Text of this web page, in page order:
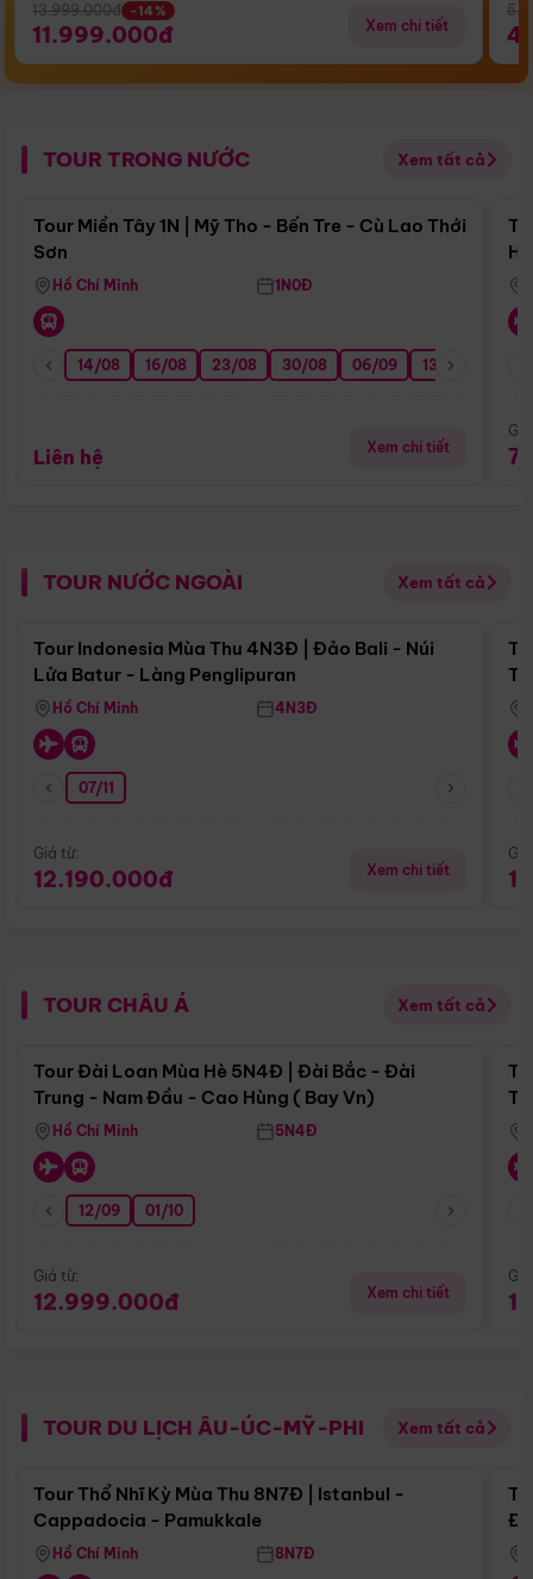
13.999.000đ -14%
11.999.000đ Xem chi tiết
TOUR TRONG NƯỚC Xem tất cả
Điểm nổi bật
Tour Miền Tây 1N | Mỹ Tho - Bến Tre - Cù Lao Thới
Sơn
Hồ Chí Minh 1N0Đ
14/08 16/08 23/08 30/08 06/09 13/09
Liên hệ Xem chi tiết
TOUR NƯỚC NGOÀI Xem tất cả
Điểm nổi bật
Tour Indonesia Mùa Thu 4N3Đ | Đảo Bali - Núi
Lửa Batur - Làng Penglipuran
Hồ Chí Minh 4N3Đ
07/11
Giá từ:
12.190.000đ Xem chi tiết
TOUR CHÂU Á Xem tất cả
Điểm nổi bật
Tour Đài Loan Mùa Hè 5N4Đ | Đài Bắc - Đài
Trung - Nam Đầu - Cao Hùng ( Bay Vn)
Hồ Chí Minh 5N4Đ
12/09 01/10
Giá từ:
12.999.000đ Xem chi tiết
TOUR DU LỊCH ÂU-ÚC-MỸ-PHI Xem tất cả
Điểm nổi bật
Tour Thổ Nhĩ Kỳ Mùa Thu 8N7Đ | Istanbul -
Cappadocia - Pamukkale
Hồ Chí Minh 8N7Đ